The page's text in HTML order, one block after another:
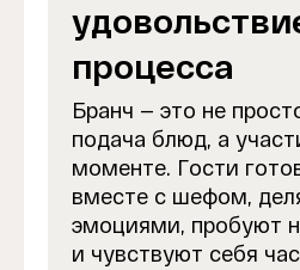
процесса
Бранч — это не
подача блюд, а
моменте. Гости
вместе с шефом,
эмоциями, пробуют
и чувствуют себя